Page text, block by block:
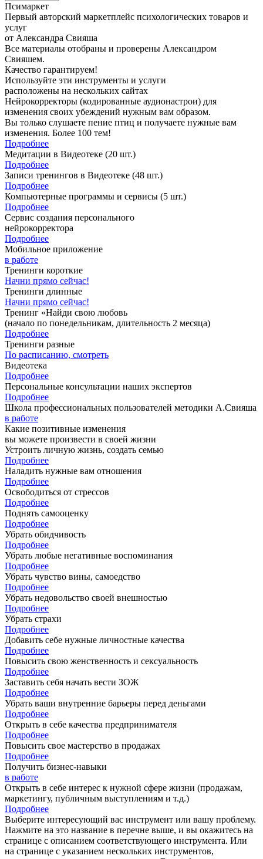
Псимаркет
Первый авторский маркетплейс психологических товаров и
услуг
от Александра Свияша
Все материалы отобраны и проверены Александром
Свияшем.
Качество гарантируем!
Используйте эти инструменты и услуги
расположены на нескольких сайтах
Нейрокорректоры (кодированные аудионастрои) для
изменения своих убеждений нужным вам образом.
Вы только слушаете пение птиц и получаете нужные вам
изменения. Более 100 тем!
Подробнее
Медитации в Видеотеке (20 шт.)
Подробнее
Записи тренингов в Видеотеке (48 шт.)
Подробнее
Компьютерные программы и сервисы (5 шт.)
Подробнее
Сервис создания персонального
нейрокорректора
Подробнее
Мобильное приложение
в работе
Тренинги короткие
Начни прямо сейчас!
Тренинги длинные
Начни прямо сейчас!
Тренинг «Найди свою любовь
(начало по понедельникам, длительность 2 месяца)
Подробнее
Тренинги разные
По расписанию, смотреть
Видеотека
Подробнее
Персональные консультации наших экспертов
Подробнее
Школа профессиональных пользователей методики А.Свияша
в работе
Какие позитивные изменения
вы можете произвести в своей жизни
Устроить личную жизнь, создать семью
Подробнее
Наладить нужные вам отношения
Подробнее
Освободиться от стрессов
Подробнее
Поднять самооценку
Подробнее
Убрать обидчивость
Подробнее
Убрать любые негативные воспоминания
Подробнее
Убрать чувство вины, самоедство
Подробнее
Убрать недовольство своей внешностью
Подробнее
Убрать страхи
Подробнее
Добавить себе нужные личностные качества
Подробнее
Повысить свою женственность и сексуальность
Подробнее
Заставить себя начать вести ЗОЖ
Подробнее
Убрать ваши внутренние барьеры перед деньгами
Подробнее
Открыть в себе качества предпринимателя
Подробнее
Повысить свое мастерство в продажах
Подробнее
Получить бизнес-навыки
в работе
Открыть в себе интерес к нужной сфере жизни (продажам,
маркетингу, публичным выступлениям и т.д.)
Подробнее
Выберите интересующий вас инструмент или вашу проблему.
Нажмите на это название в перечне выше, и вы окажитесь на
странице с описанием соответствующего инструмента. Или
на странице с указанием нескольких инструментов,